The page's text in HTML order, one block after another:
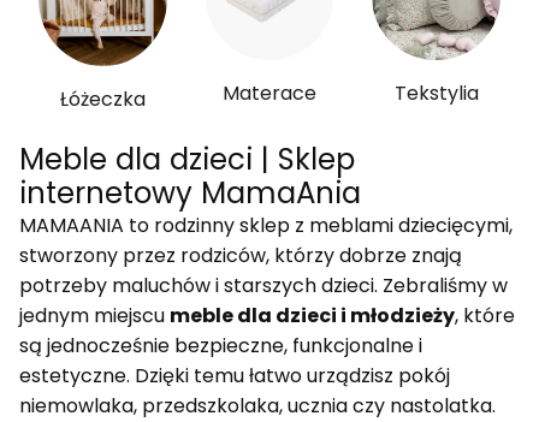
Łóżeczka Materace Tekstylia
Meble dla dzieci | Sklep
internetowy MamaAnia
MAMAANIA to rodzinny sklep z meblami dziecięcymi,
stworzony przez rodziców, którzy dobrze znają
potrzeby maluchów i starszych dzieci. Zebraliśmy w
jednym miejscu meble dla dzieci i młodzieży, które
są jednocześnie bezpieczne, funkcjonalne i
estetyczne. Dzięki temu łatwo urządzisz pokój
niemowlaka, przedszkolaka, ucznia czy nastolatka.